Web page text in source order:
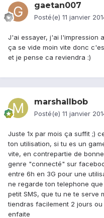
gaetan007
Posté(e) 11 janvier
J'ai essayer, j'ai l'impression
ça se vide moin vite donc
et je pense ca reviendra :)
marshallbob
Posté(e) 11 janvier
Juste 1x par mois ça suffit ;)
ton utilisation, si tu es un
vite, en contrepartie de
genre "connecté" sur
entre 6h en 3G pour une
ne regarde ton telephone
petit SMS, que tu ne te serve
tiendras facilement 2 jours
enfaite